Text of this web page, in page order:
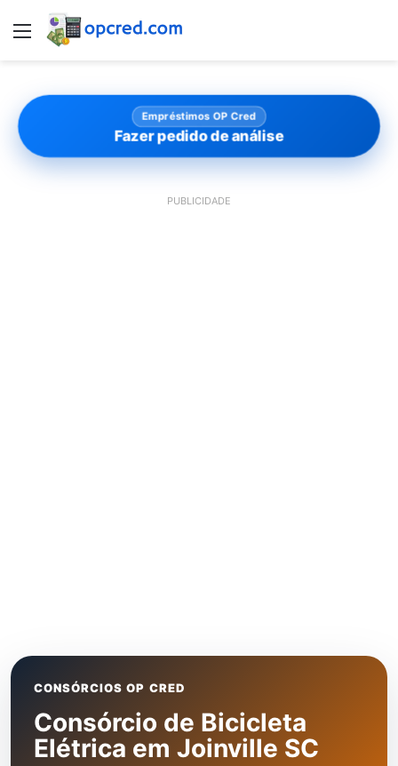
Menu
Empréstimos OP Cred
Fazer pedido de análise
PUBLICIDADE
CONSÓRCIOS OP CRED
Consórcio de Bicicleta
Elétrica em Joinville SC